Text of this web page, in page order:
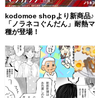
kodomoe shopより新商品♪
「ノラネコぐんだん」耐熱
種が登場！